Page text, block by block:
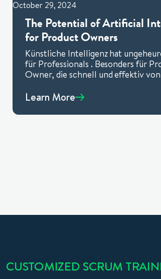
The Potential of Artificial
for Product Owners
Künstliche Intelligenz hat
für Professionals . Besonders für
Owner, die schnell und effektiv
Learn More
October 29, 2024
CUSTOMIZED SCRUM